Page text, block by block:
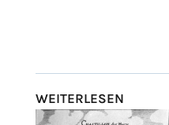
WEITERLESEN